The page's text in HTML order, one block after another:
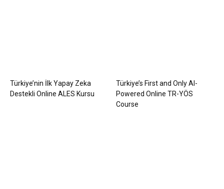
Türkiye’nin İlk Yapay Zeka
Destekli Online ALES Kursu
Türkiye’s First and Only AI-
Powered Online TR-YÖS
Course